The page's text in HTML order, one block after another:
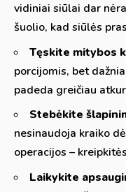
vidiniai siūlai dar
šuolio, kad siūlės
Tęskite mitybos
porcijomis, bet
padeda greičiau
Stebėkite
nesinaudoja kraiko
operacijos –
Laikykite